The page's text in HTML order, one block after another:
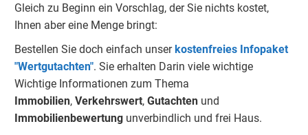
Gleich zu Beginn ein Vorschlag, der Sie nichts kostet,
Ihnen aber eine Menge bringt:
Bestellen Sie doch einfach unser kostenfreies Infopaket
"Wertgutachten". Sie erhalten Darin viele wichtige
Wichtige Informationen zum Thema
Immobilien, Verkehrswert, Gutachten und
Immobilienbewertung unverbindlich und frei Haus.